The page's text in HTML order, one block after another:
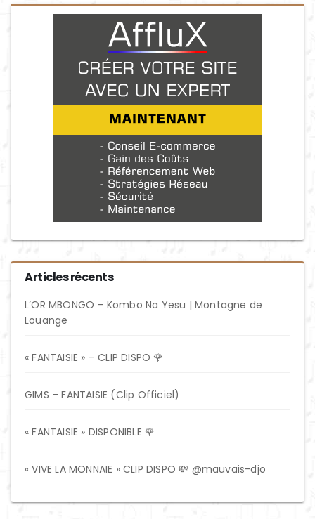
Articles récents
L’OR MBONGO – Kombo Na Yesu | Montagne de
Louange
« FANTAISIE » – CLIP DISPO 🌹
GIMS – FANTAISIE (Clip Officiel)
« FANTAISIE » DISPONIBLE 🌹
« VIVE LA MONNAIE » CLIP DISPO 💸 @mauvais-djo